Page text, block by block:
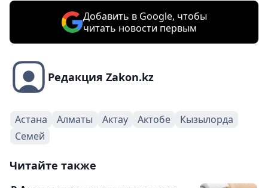
Добавить в Google, чтобы
читать новости первым
Редакция Zakon.kz
Астана Алматы Актау Актобе
Кызылорда
Семей
Читайте также